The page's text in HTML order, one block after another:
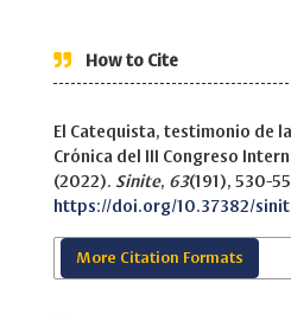
How to Cite
El Catequista, testimonio de
Crónica del III Congreso
(2022). Sinite, 63(191), 530-
https://doi.org/10.37382/
More Citation Formats